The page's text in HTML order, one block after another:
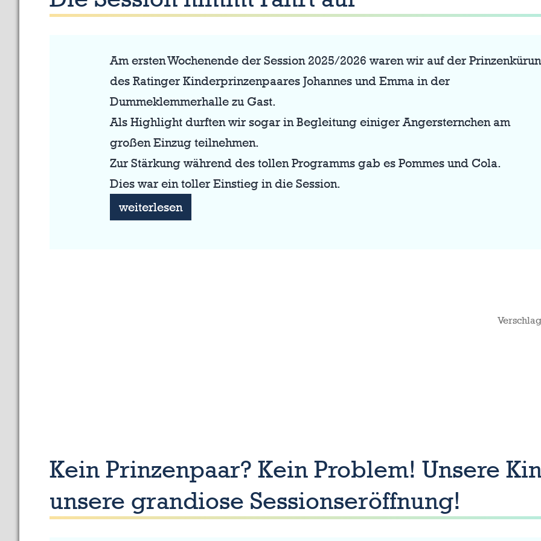
Am ersten Wochenende der Session 2025/2026 waren wir auf der
des Ratinger Kinderprinzenpaares Johannes und Emma in der
Dummeklemmerhalle zu Gast.
Als Highlight durften wir sogar in Begleitung einiger Angersternchen am
großen Einzug teilnehmen.
Zur Stärkung während des tollen Programms gab es Pommes und Cola.
Dies war ein toller Einstieg in die Session.
Die
weiterlesen
Kein Prinzenpaar? Kein Problem! Unsere
unsere grandiose Sessionseröffnung!